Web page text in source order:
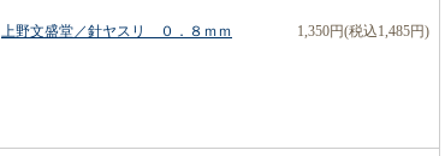
上野文盛堂／針ヤスリ ０．８ｍｍ 1,350円(税込1,485円)